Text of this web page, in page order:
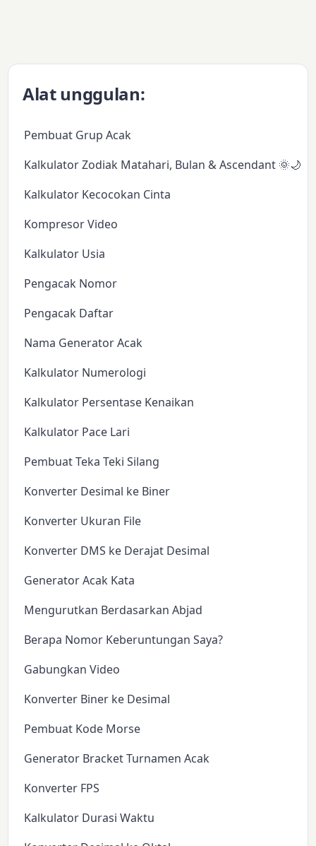
Alat unggulan:
Pembuat Grup Acak
Kalkulator Zodiak Matahari, Bulan & Ascendant 🌞🌙✨
Kalkulator Kecocokan Cinta
Kompresor Video
Kalkulator Usia
Pengacak Nomor
Pengacak Daftar
Nama Generator Acak
Kalkulator Numerologi
Kalkulator Persentase Kenaikan
Kalkulator Pace Lari
Pembuat Teka Teki Silang
Konverter Desimal ke Biner
Konverter Ukuran File
Konverter DMS ke Derajat Desimal
Generator Acak Kata
Mengurutkan Berdasarkan Abjad
Berapa Nomor Keberuntungan Saya?
Gabungkan Video
Konverter Biner ke Desimal
Pembuat Kode Morse
Generator Bracket Turnamen Acak
Konverter FPS
Kalkulator Durasi Waktu